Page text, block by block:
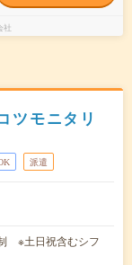
社
ツモニタリ
派遣
※土日祝含むシフ